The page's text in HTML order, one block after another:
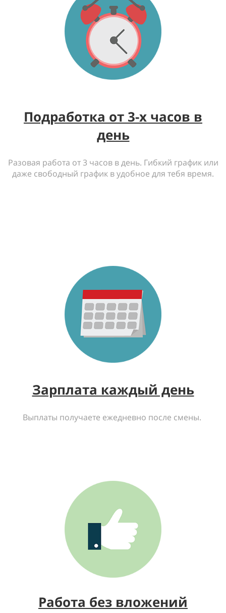
Подработка от 3-х часов в
день
Разовая работа от 3 часов в день. Гибкий график или
даже свободный график в удобное для тебя время.
Зарплата каждый день
Выплаты получаете ежедневно после смены.
Работа без вложений